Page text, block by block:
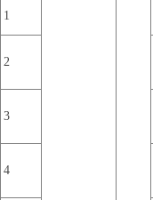
1
2
3
4